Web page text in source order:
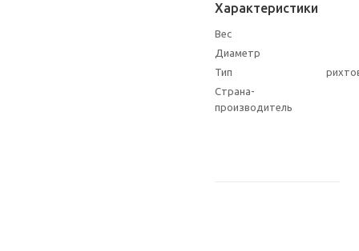
Характеристики
Вес
Диаметр
Тип
Страна-
производитель